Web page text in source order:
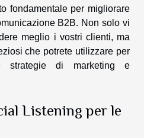
fondamentale per migliorare
B2B. Non solo vi
meglio i vostri clienti, ma
che potrete utilizzare per
strategie di marketing e
Listening per le